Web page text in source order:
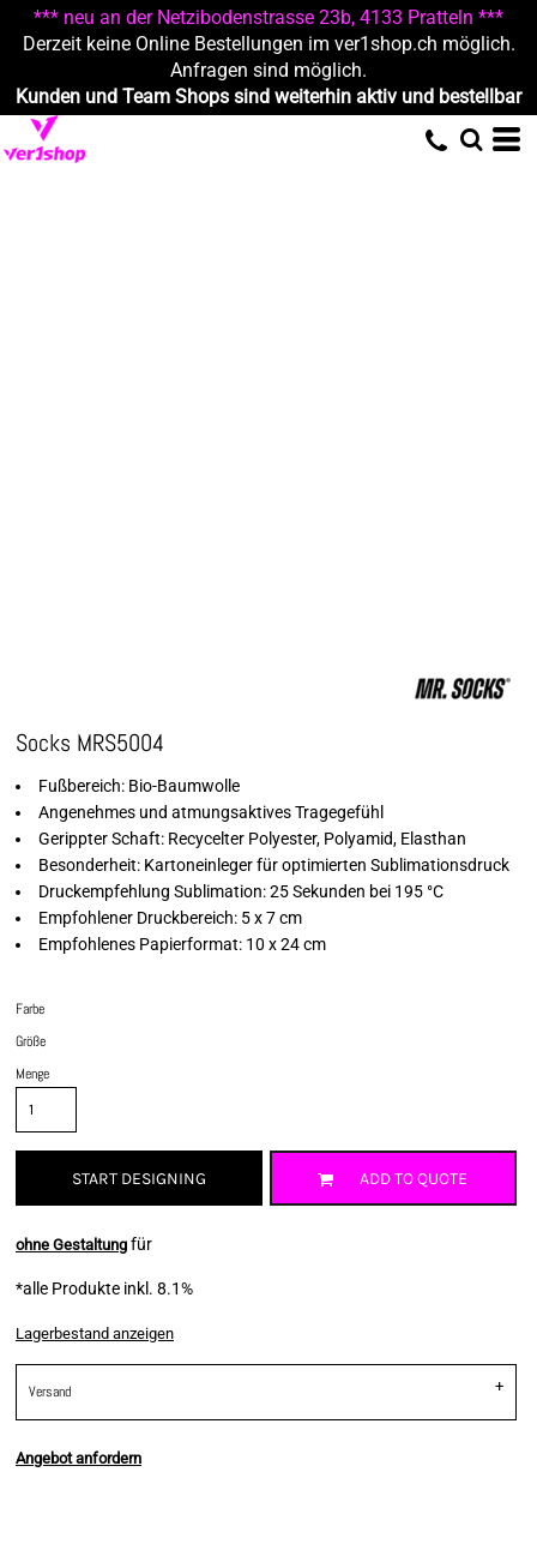
*** neu an der Netzibodenstrasse 23b, 4133 Pratteln ***
Derzeit keine Online Bestellungen im ver1shop.ch möglich.
Anfragen sind möglich.
Kunden und Team Shops sind weiterhin aktiv und bestellbar
Socks MRS5004
Fußbereich: Bio-Baumwolle
Angenehmes und atmungsaktives Tragegefühl
Gerippter Schaft: Recycelter Polyester, Polyamid, Elasthan
Besonderheit: Kartoneinleger für optimierten Sublimationsdruck
Druckempfehlung Sublimation: 25 Sekunden bei 195 °C
Empfohlener Druckbereich: 5 x 7 cm
Empfohlenes Papierformat: 10 x 24 cm
Farbe
Größe
Menge
START DESIGNING ADD TO QUOTE
ohne Gestaltung für
*alle Produkte inkl. 8.1%
Lagerbestand anzeigen
Versand
Angebot anfordern